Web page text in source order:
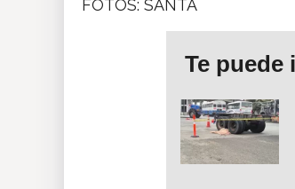
FOTOS: SANTA
Te puede